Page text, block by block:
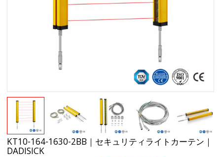
KT10-164-1630-2BB｜セキュリティライトカーテン｜
DADISICK